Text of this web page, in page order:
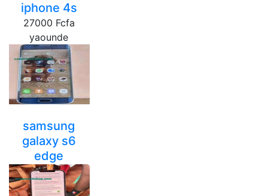
iphone 4s
27000 Fcfa
yaounde
samsung
galaxy s6
edge
40000 Fcfa
yaounde